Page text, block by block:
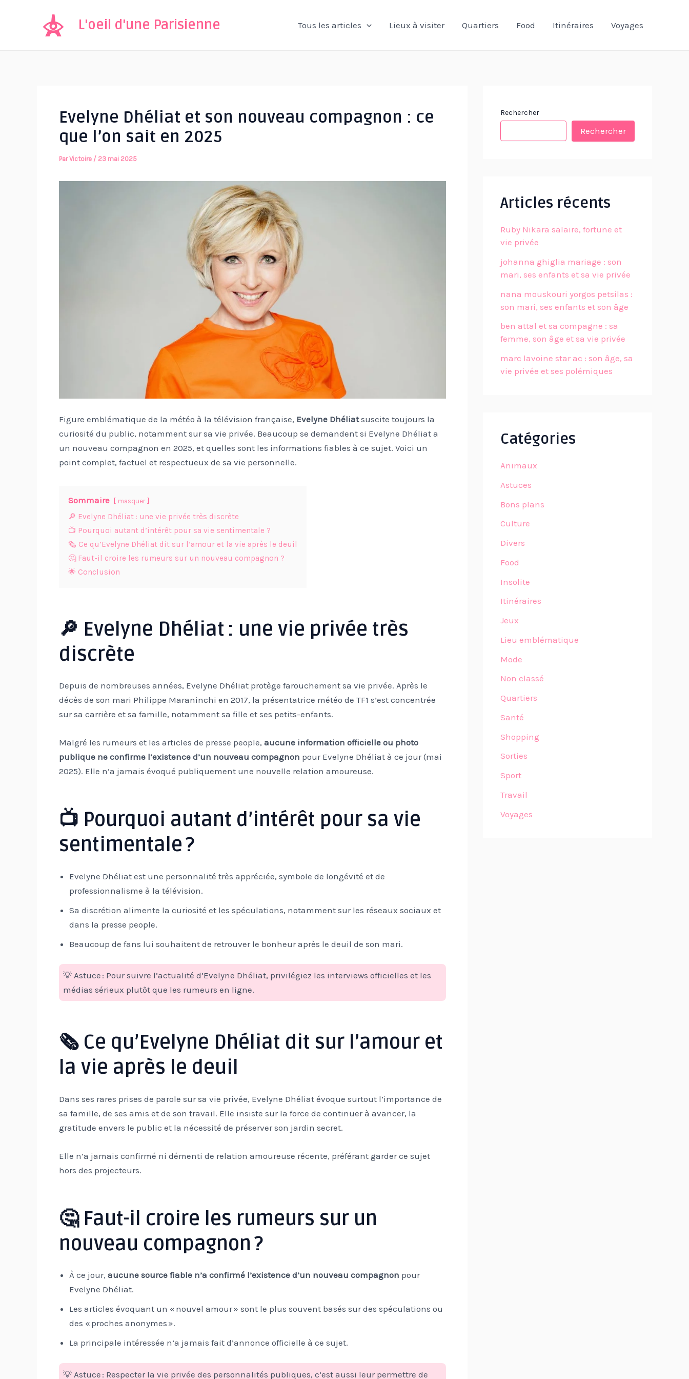
L'oeil d'une Parisienne Tous les articles Lieux à visiter Quartiers Food Itinéraires Voyages
Evelyne Dhéliat et son nouveau compagnon : ce
que l’on sait en 2025
ParVictoire / 23 mai 2025
Figure emblématique de la météo à la télévision française, Evelyne Dhéliatsuscite toujours la
curiosité du public, notamment sur sa vie privée. Beaucoup se demandent si Evelyne Dhéliat a
un nouveau compagnon en 2025, et quelles sont les informations fiables à ce sujet. Voici un
point complet, factuel et respectueux de sa vie personnelle.
Sommaire masquer
🔎 Evelyne Dhéliat : une vie privée très discrète
📺 Pourquoi autant d’intérêt pour sa vie sentimentale ?
🗞️ Ce qu’Evelyne Dhéliat dit sur l’amour et la vie après le deuil
🤔 Faut-il croire les rumeurs sur un nouveau compagnon ?
🌟 Conclusion
🔎 Evelyne Dhéliat : une vie privée très
discrète
Depuis de nombreuses années, Evelyne Dhéliat protège farouchement sa vie privée. Après le
décès de son mari Philippe Maraninchi en 2017, la présentatrice météo de TF1 s’est concentrée
sur sa carrière et sa famille, notamment sa fille et ses petits-enfants.
Malgré les rumeurs et les articles de presse people, aucune information officielle ou photo
publique ne confirme l’existence d’un nouveau compagnon pour Evelyne Dhéliat à ce jour (mai
2025). Elle n’a jamais évoqué publiquement une nouvelle relation amoureuse.
📺 Pourquoi autant d’intérêt pour sa vie
sentimentale ?
Evelyne Dhéliat est une personnalité très appréciée, symbole de longévité et de
professionnalisme à la télévision.
Sa discrétion alimente la curiosité et les spéculations, notamment sur les réseaux sociaux et
dans la presse people.
Beaucoup de fans lui souhaitent de retrouver le bonheur après le deuil de son mari.
💡 Astuce : Pour suivre l’actualité d’Evelyne Dhéliat, privilégiez les interviews officielles et les
médias sérieux plutôt que les rumeurs en ligne.
🗞️ Ce qu’Evelyne Dhéliat dit sur l’amour et
la vie après le deuil
Dans ses rares prises de parole sur sa vie privée, Evelyne Dhéliat évoque surtout l’importance de
sa famille, de ses amis et de son travail. Elle insiste sur la force de continuer à avancer, la
gratitude envers le public et la nécessité de préserver son jardin secret.
Elle n’a jamais confirmé ni démenti de relation amoureuse récente, préférant garder ce sujet
hors des projecteurs.
🤔 Faut-il croire les rumeurs sur un
nouveau compagnon ?
À ce jour, aucune source fiable n’a confirmé l’existence d’un nouveau compagnon pour
Evelyne Dhéliat.
Les articles évoquant un « nouvel amour » sont le plus souvent basés sur des spéculations ou
des « proches anonymes ».
La principale intéressée n’a jamais fait d’annonce officielle à ce sujet.
💡 Astuce : Respecter la vie privée des personnalités publiques, c’est aussi leur permettre de
Rechercher
Rechercher
Articles récents
Ruby Nikara salaire, fortune et
vie privée
johanna ghiglia mariage : son
mari, ses enfants et sa vie privée
nana mouskouri yorgos petsilas :
son mari, ses enfants et son âge
ben attal et sa compagne : sa
femme, son âge et sa vie privée
marc lavoine star ac : son âge, sa
vie privée et ses polémiques
Catégories
Animaux
Astuces
Bons plans
Culture
Divers
Food
Insolite
Itinéraires
Jeux
Lieu emblématique
Mode
Non classé
Quartiers
Santé
Shopping
Sorties
Sport
Travail
Voyages